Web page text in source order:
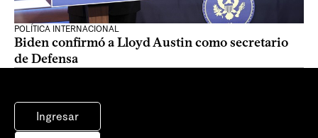
POLÍTICA INTERNACIONAL
Biden confirmó a Lloyd Austin como secretario
de Defensa
Ingresar